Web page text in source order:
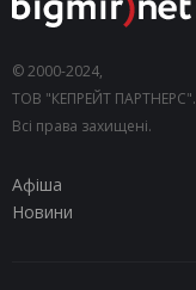
© 2000-2024,
ТОВ "КЕПРЕЙТ ПАРТНЕРС".
Всі права захищені.
Афіша
Новини